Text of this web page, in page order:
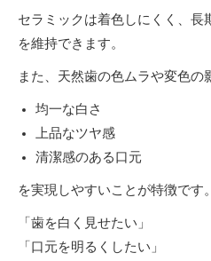
セラミックは着色しにくく、長
を維持できます。
また、天然歯の色ムラや変色の
均一な白さ
上品なツヤ感
清潔感のある口元
を実現しやすいことが特徴です。
「歯を白く見せたい」
「口元を明るくしたい」